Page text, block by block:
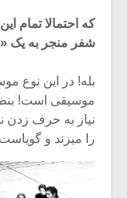
که احتمالا تمام
شفر منجر به
بله! در این نوع
موسیقی است!
نیاز به حرف زدن
را میزند و